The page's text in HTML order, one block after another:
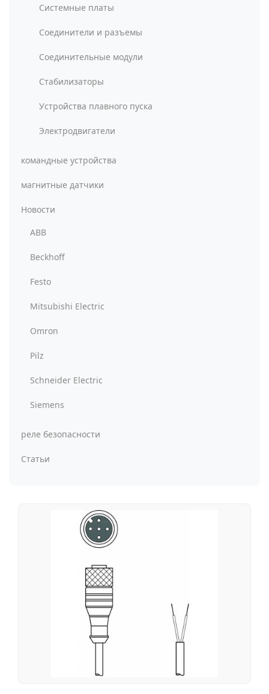
Системные платы
Соединители и разъемы
Соединительные модули
Стабилизаторы
Устройства плавного пуска
Электродвигатели
командные устройства
магнитные датчики
Новости
ABB
Beckhoff
Festo
Mitsubishi Electric
Omron
Pilz
Schneider Electric
Siemens
реле безопасности
Статьи